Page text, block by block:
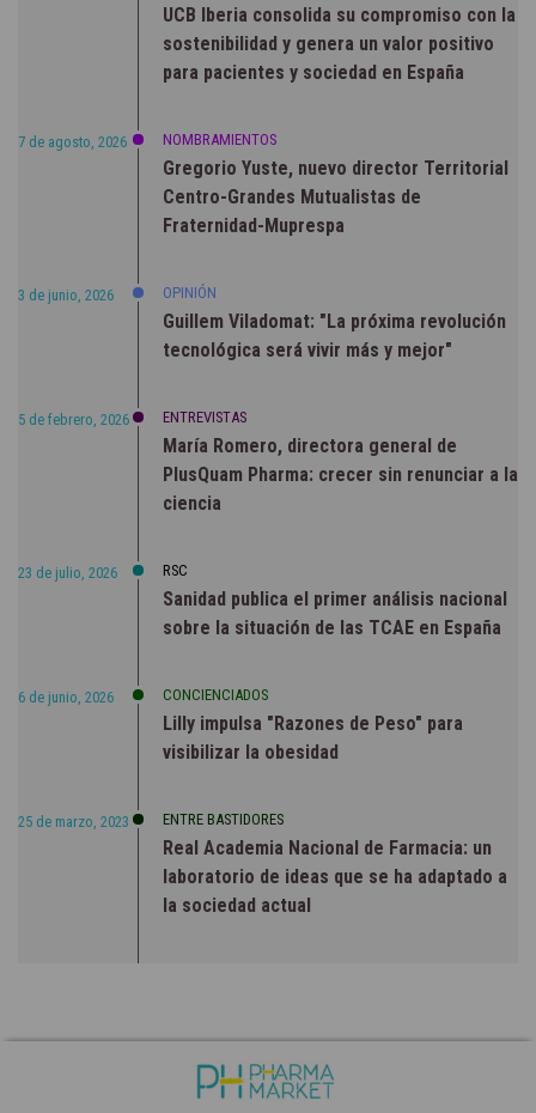
UCB Iberia consolida su compromiso con la
sostenibilidad y genera un valor positivo
para pacientes y sociedad en España
7 de agosto, 2026 NOMBRAMIENTOS
Gregorio Yuste, nuevo director Territorial
Centro-Grandes Mutualistas de
Fraternidad-Muprespa
3 de junio, 2026 OPINIÓN
Guillem Viladomat: "La próxima revolución
tecnológica será vivir más y mejor"
5 de febrero, 2026 ENTREVISTAS
María Romero, directora general de
PlusQuam Pharma: crecer sin renunciar a la
ciencia
23 de julio, 2026 RSC
Sanidad publica el primer análisis nacional
sobre la situación de las TCAE en España
6 de junio, 2026 CONCIENCIADOS
Lilly impulsa "Razones de Peso" para
visibilizar la obesidad
25 de marzo, 2023 ENTRE BASTIDORES
Real Academia Nacional de Farmacia: un
laboratorio de ideas que se ha adaptado a
la sociedad actual
Aviso de Cookies
también puede cambiar su configuración siempre que lo desee.
Encontrará más información en nuestra